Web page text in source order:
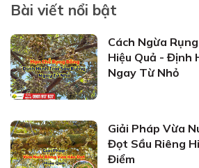
Bài viết nổi bật
Cách Ngừa
Hiệu Quả - Định
Ngay Từ Nhỏ
Giải Pháp Vừa
Đọt Sầu Riêng
Điểm